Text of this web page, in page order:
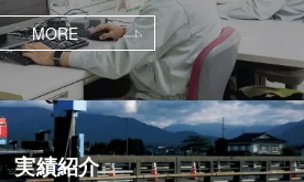
MORE
実績紹介